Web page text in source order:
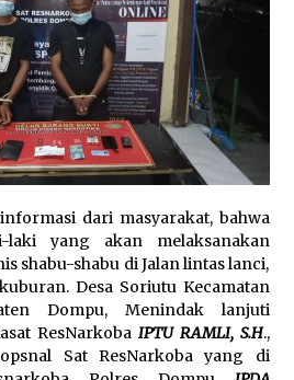
dari masyarakat, bahwa
yang akan melaksanakan
shabu-shabu di Jalan lintas lanci,
Desa Soriutu Kecamatan
Dompu, Menindak lanjuti
ResNarkoba IPTU RAMLI, S.H.,
Sat ResNarkoba yang di